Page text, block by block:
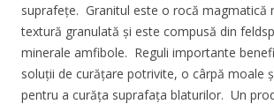
suprafețe. Granitul este o rocă magmatică
textură granulată și este compusă din
minerale amfibole. Reguli importante
soluții de curățare potrivite, o cârpă moale
pentru a curăța suprafața blaturilor. Un